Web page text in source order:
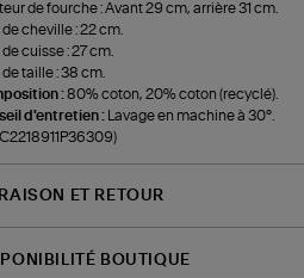
de fourche : Avant 29 cm, arrière 31 cm.
de cheville : 22 cm.
de cuisse : 27 cm.
de taille : 38 cm.
:80% coton, 20% coton (recyclé).
d'entretien :
Lavage en machine à 30°.
ET RETOUR
BOUTIQUE